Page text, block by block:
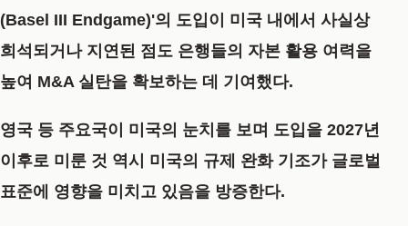
(Basel III Endgame)'의 도입이 미국 내에서 사실상
희석되거나 지연된 점도 은행들의 자본 활용 여력을
높여 M&A 실탄을 확보하는 데 기여했다.
영국 등 주요국이 미국의 눈치를 보며 도입을 2027년
이후로 미룬 것 역시 미국의 규제 완화 기조가 글로벌
표준에 영향을 미치고 있음을 방증한다.